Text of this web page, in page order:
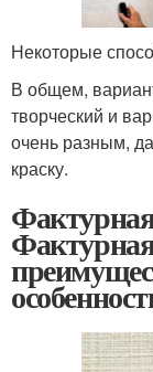
Некоторые
В общем,
творческий и
очень разным,
краску.